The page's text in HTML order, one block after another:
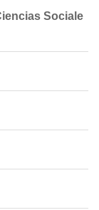
Sociale